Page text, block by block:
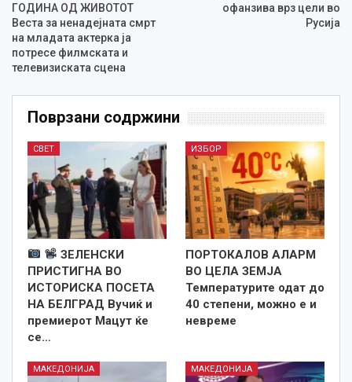
ГОДИНА ОД ЖИВОТОТ
Веста за ненадејната смрт
на младата актерка ја
потресе филмската и
телевизиската сцена
офанзива врз цели во
Русија
Поврзани содржини
СВЕТ
ЗЕЛЕНСКИ
ПРИСТИГНА ВО
ИСТОРИСКА ПОСЕТА
НА БЕЛГРАД Вучиќ и
премиерот Мацут ќе
се…
ИЗБОР
ПОРТОКАЛОВ АЛАРМ
ВО ЦЕЛА ЗЕМЈА
Температурите одат до
40 степени, можно е и
невреме
МАКЕДОНИЈА МАКЕДОНИЈА